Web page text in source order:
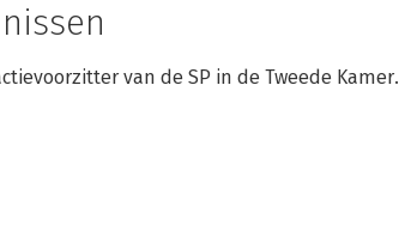
van de SP in de Tweede Kamer.